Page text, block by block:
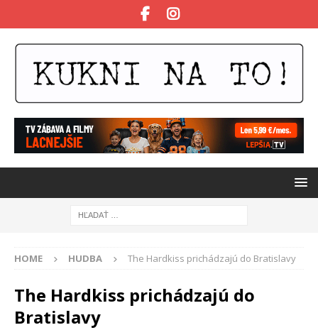
HOME HUDBA The Hardkiss prichádzajú do Bratislavy
The Hardkiss prichádzajú do
Bratislavy